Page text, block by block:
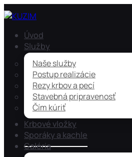
Úvod
Služby
Naše služby
Postup realizácie
Rezy krbov a pecí
Stavebná pripravenosť
Čím kúriť
Krbové vložky
Sporáky a kachle
Galéria